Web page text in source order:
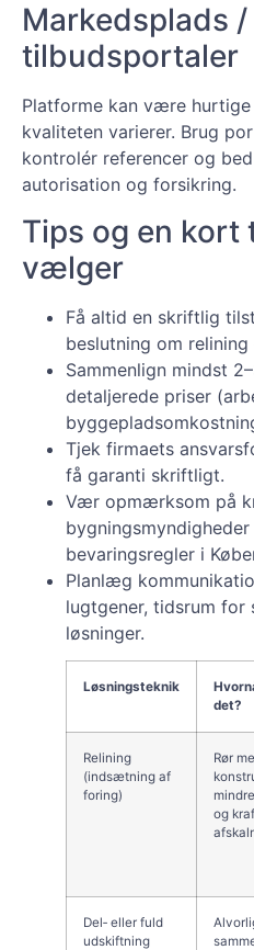
Markedsplads /
tilbudsportaler
Platforme kan være
kvaliteten varierer. Brug
kontrolér referencer og
autorisation og forsikring.
Tips og en kort
vælger
Få altid en skriftlig
beslutning om
Sammenlign mindst
detaljerede priser
Tjek firmaets
få garanti skriftligt.
Vær opmærksom på
bevaringsregler i
Planlæg
lugtgener, tidsrum
løsninger.
Løsningsteknik
det?
Relining
(indsætning af
foring)
Rør
og
Del‑ eller fuld
udskiftning